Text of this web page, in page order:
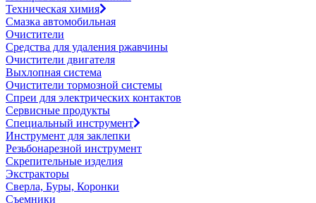
Техническая химия
Смазка автомобильная
Очистители
Средства для удаления ржавчины
Очистители двигателя
Выхлопная система
Очистители тормозной системы
Спреи для электрических контактов
Сервисные продукты
Специальный инструмент
Инструмент для заклепки
Резьбонарезной инструмент
Скрепительные изделия
Экстракторы
Сверла, Буры, Коронки
Съемники